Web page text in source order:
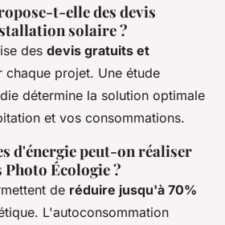
t-elle des devis
solaire ?
des devis gratuits et
chaque projet. Une étude
détermine la solution optimale
et vos consommations.
d'énergie peut-on réaliser
Écologie ?
de réduire jusqu'à 70%
L'autoconsommation